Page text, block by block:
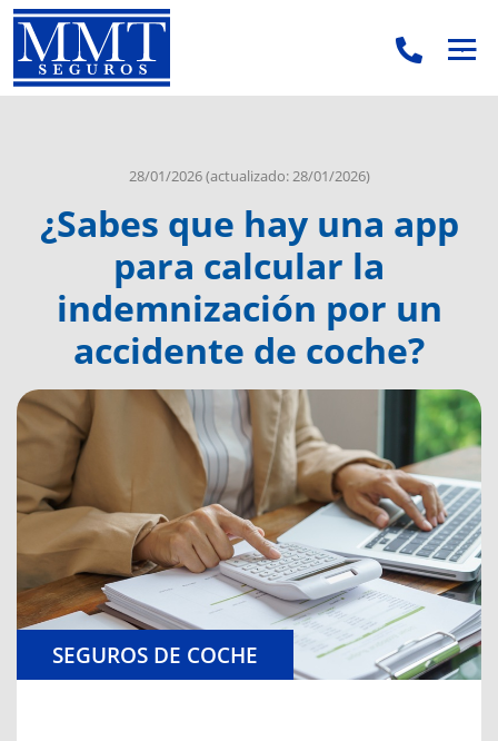
..
28/01/2026(actualizado: 28/01/2026)
¿Sabes que hay una app
para calcular la
indemnización por un
accidente de coche?
SEGUROS DE COCHE